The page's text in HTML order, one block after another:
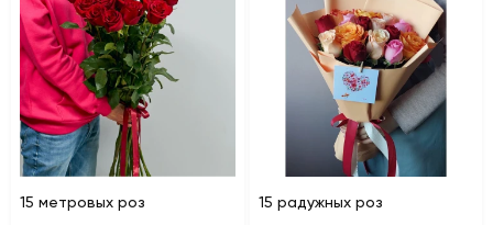
15 метровых роз 15 радужных роз